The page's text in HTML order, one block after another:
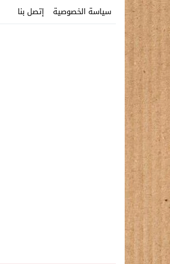
سياسة الخصوصية إتصل بنا